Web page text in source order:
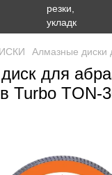
Алмазные диски
для
Turbo TON-